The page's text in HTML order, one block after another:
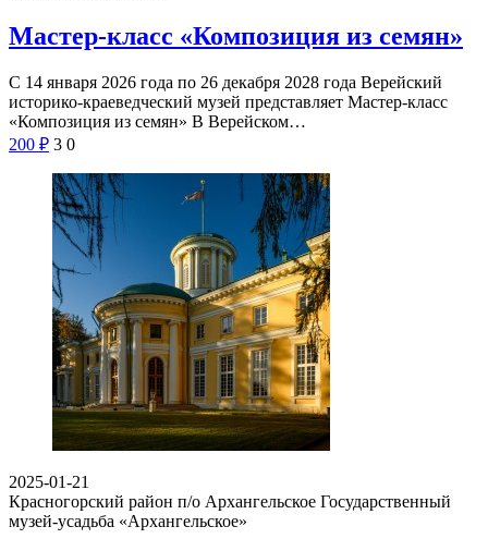
Мастер-класс «Композиция из семян»
С 14 января 2026 года по 26 декабря 2028 года Верейский
историко-краеведческий музей представляет Мастер-класс
«Композиция из семян» В Верейском…
200 ₽ 3 0
2025-01-21
Красногорский район п/о Архангельское Государственный
музей-усадьба «Архангельское»